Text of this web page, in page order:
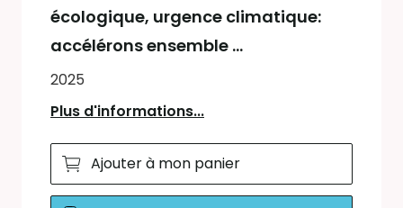
écologique, urgence climatique:
accélérons ensemble ...
2025
Plus d'informations...
Ajouter à mon panier